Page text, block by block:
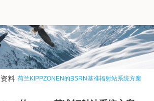
料 荷兰KIPPZONEN的BSRN基准辐射站系统方案